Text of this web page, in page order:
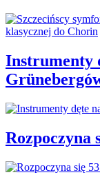
Instrumenty
Rozpoczyna